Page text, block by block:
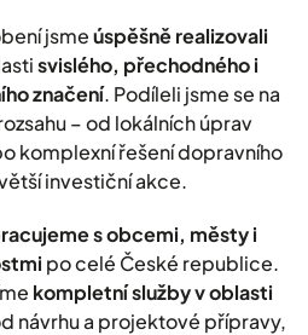
jsmeúspěšně realizovali
svislého, přechodného i
značení. Podíleli jsme se na
– od lokálních úprav
komplexní řešení dopravního
investiční akce.
s obcemi, městy i
po celé České republice.
kompletní služby v oblasti
návrhu a projektové přípravy,